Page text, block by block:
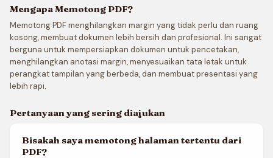
Mengapa Memotong PDF?
Memotong PDF menghilangkan margin yang tidak perlu dan ruang
kosong, membuat dokumen lebih bersih dan profesional. Ini sangat
berguna untuk mempersiapkan dokumen untuk pencetakan,
menghilangkan anotasi margin, menyesuaikan tata letak untuk
perangkat tampilan yang berbeda, dan membuat presentasi yang
lebih rapi.
Pertanyaan yang sering diajukan
Bisakah saya memotong halaman tertentu dari
PDF?